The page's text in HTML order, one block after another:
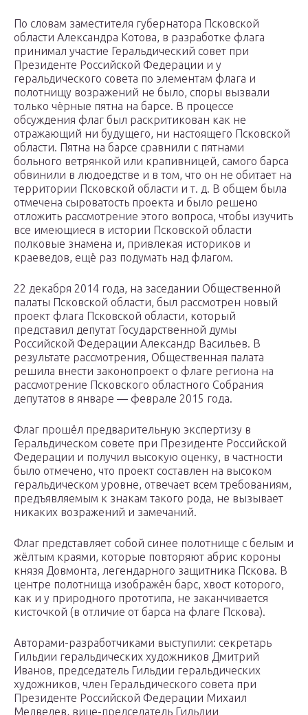
По словам заместителя губернатора Псковской
области Александра Котова, в разработке флага
принимал участие Геральдический совет при
Президенте Российской Федерации и у
геральдического совета по элементам флага и
полотнищу возражений не было, споры вызвали
только чёрные пятна на барсе. В процессе
обсуждения флаг был раскритикован как не
отражающий ни будущего, ни настоящего Псковской
области. Пятна на барсе сравнили с пятнами
больного ветрянкой или крапивницей, самого барса
обвинили в людоедстве и в том, что он не обитает на
территории Псковской области и т. д. В общем была
отмечена сыроватость проекта и было решено
отложить рассмотрение этого вопроса, чтобы изучить
все имеющиеся в истории Псковской области
полковые знамена и, привлекая историков и
краеведов, ещё раз подумать над флагом.
22 декабря 2014 года, на заседании Общественной
палаты Псковской области, был рассмотрен новый
проект флага Псковской области, который
представил депутат Государственной думы
Российской Федерации Александр Васильев. В
результате рассмотрения, Общественная палата
решила внести законопроект о флаге региона на
рассмотрение Псковского областного Собрания
депутатов в январе — феврале 2015 года.
Флаг прошёл предварительную экспертизу в
Геральдическом совете при Президенте Российской
Федерации и получил высокую оценку, в частности
было отмечено, что проект составлен на высоком
геральдическом уровне, отвечает всем требованиям,
предъявляемым к знакам такого рода, не вызывает
никаких возражений и замечаний.
Флаг представляет собой синее полотнище с белым и
жёлтым краями, которые повторяют абрис короны
князя Довмонта, легендарного защитника Пскова. В
центре полотнища изображён барс, хвост которого,
как и у природного прототипа, не заканчивается
кисточкой (в отличие от барса на флаге Пскова).
Авторами-разработчиками выступили: секретарь
Гильдии геральдических художников Дмитрий
Иванов, председатель Гильдии геральдических
художников, член Геральдического совета при
Президенте Российской Федерации Михаил
Медведев, вице-председатель Гильдии